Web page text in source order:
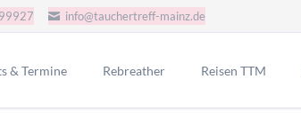
info@tauchertreff-mainz.de
& Termine Rebreather Reisen TTM